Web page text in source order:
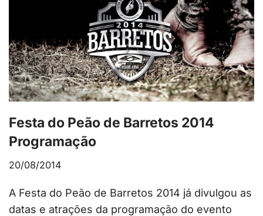
Festa do Peão de Barretos 2014
Programação
20/08/2014
A Festa do Peão de Barretos 2014 já divulgou as
datas e atrações da programação do evento